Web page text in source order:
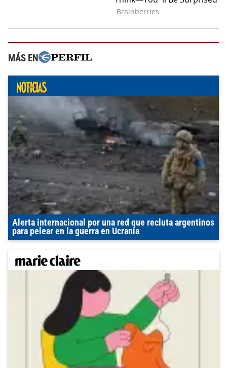
MÁS EN
Alerta internacional por una red que recluta argentinos
para pelear en la guerra en Ucrania